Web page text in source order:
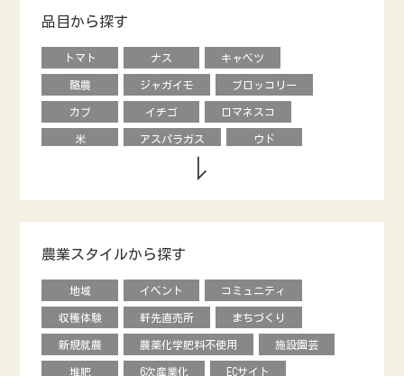
品目から探す
トマト ナス キャベツ
酪農 ジャガイモ ブロッコリー
カブ イチゴ ロマネスコ
米 アスパラガス ウド
オクラ ナシ ブドウ
レタス ピーマン
馬 烏骨鶏 オリーブ
キュウリ エディブルフラワー 花き
クリ オータムポエム ニンジン
農業スタイルから探す
地域 イベント コミュニティ
収穫体験 軒先直売所 まちづくり
新規就農 農薬化学肥料不使用 施設園芸
堆肥 6次産業化 ECサイト